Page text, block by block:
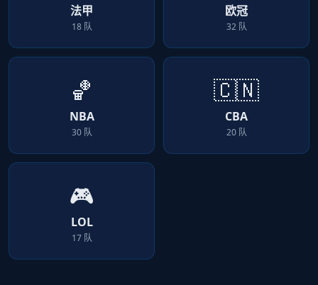
法甲
18 队
欧冠
32 队
🏀
NBA
30 队
🇨🇳
CBA
20 队
🎮
LOL
17 队